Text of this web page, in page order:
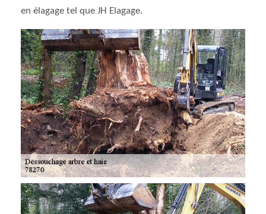
en élagage tel que JH Elagage.